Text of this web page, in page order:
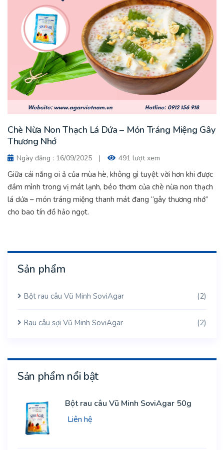
Chè Nừa Non Thạch Lá Dứa – Món Tráng Miệng Gây
Thương Nhớ
Ngày đăng : 16/09/2025 | 491 lượt xem
Giữa cái nắng oi ả của mùa hè, không gì tuyệt vời hơn khi được
đắm mình trong vị mát lạnh, béo thơm của chè nừa non thạch
lá dứa – món tráng miệng thanh mát đang “gây thương nhớ”
Sản phẩm
Bột rau câu Vũ Minh SoviAgar (2)
Rau câu sợi Vũ Minh SoviAgar (2)
Sản phẩm nổi bật
Bột rau câu Vũ Minh SoviAgar 50g
Liên hệ